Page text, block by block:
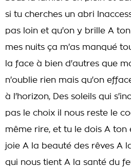
si tu cherches un abri
pas loin et qu'on y brille A
mes nuits ça m'as manqué
la face à bien d'autres que
n'oublie rien mais qu'on
à l'horizon, Des soleils qui
pas le choix il nous reste le
même rire, et tu le dois A ton
joie A la beauté des rêves A
qui nous tient A la santé du